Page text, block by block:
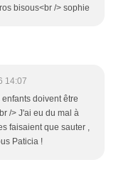
bisous<br /> sophie
14:07
doivent être
/> J'ai eu du mal à
faisaient que sauter ,
Paticia !